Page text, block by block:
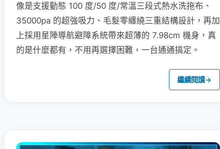
像是支援動態 100 度/50 度/常溫三段式熱水洗拖布、
35000pa 的超強吸力、毛髮零纏繞三重結構設計，再加
上採用星陣導航避障系統帶來超薄的 7.98cm 機身，真
的是什麼都有，不用再選擇困難，一台通通搞定。
繼續閱讀→